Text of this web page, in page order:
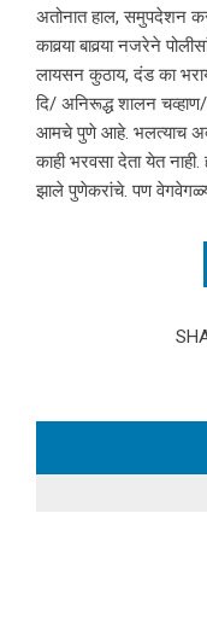
अतोनात हाल, समुपदेशन
कावर्‍या बावर्‍या नजरेने
लायसन कुठाय, दंड का
दि/ अनिरूद्ध शालन
आमचे पुणे आहे. भलत्याच
काही भरवसा देता येत
झाले पुणेकरांचे. पण वेगवेगळ्या